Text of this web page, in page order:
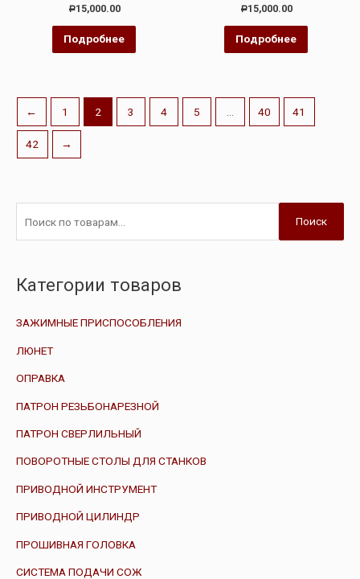
Оценка
0
из
Р15,000.00
Подробнее
Оценка
0
из
Р15,000.00
Подробнее
← 1 2 3 4 5 40 41
42 →
Поиск
Категории товаров
ЗАЖИМНЫЕ ПРИСПОСОБЛЕНИЯ
ЛЮНЕТ
ОПРАВКА
ПАТРОН РЕЗЬБОНАРЕЗНОЙ
ПАТРОН СВЕРЛИЛЬНЫЙ
ПОВОРОТНЫЕ СТОЛЫ ДЛЯ СТАНКОВ
ПРИВОДНОЙ ИНСТРУМЕНТ
ПРИВОДНОЙ ЦИЛИНДР
ПРОШИВНАЯ ГОЛОВКА
СИСТЕМА ПОДАЧИ СОЖ